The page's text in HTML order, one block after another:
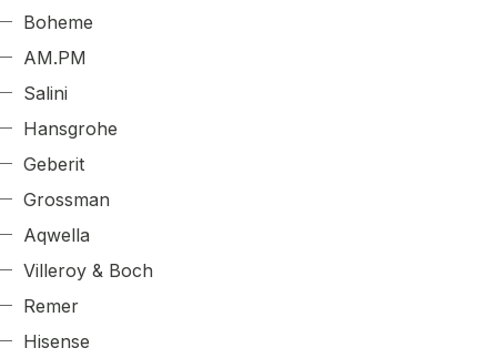
Boheme
AM.PM
Salini
Hansgrohe
Geberit
Grossman
Aqwella
Villeroy & Boch
Remer
Hisense